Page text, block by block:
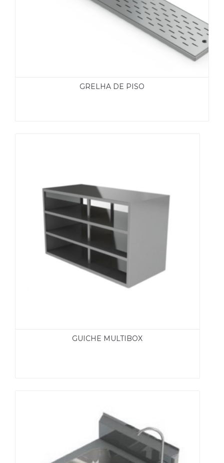
GRELHA DE PISO
GUICHE MULTIBOX